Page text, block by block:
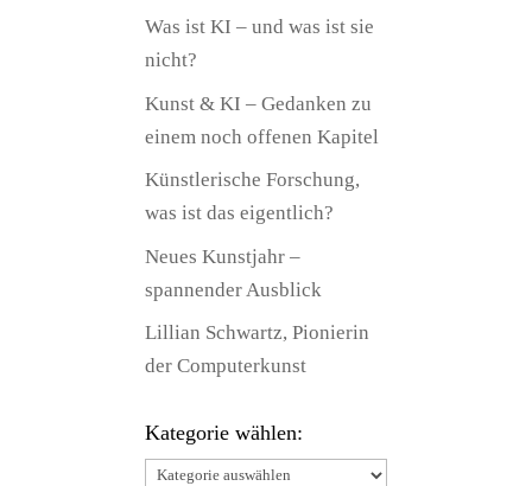
Was ist KI – und was ist sie
nicht?
Kunst & KI – Gedanken zu
einem noch offenen Kapitel
Künstlerische Forschung,
was ist das eigentlich?
Neues Kunstjahr –
spannender Ausblick
Lillian Schwartz, Pionierin
der Computerkunst
Kategorie wählen:
Kategorie